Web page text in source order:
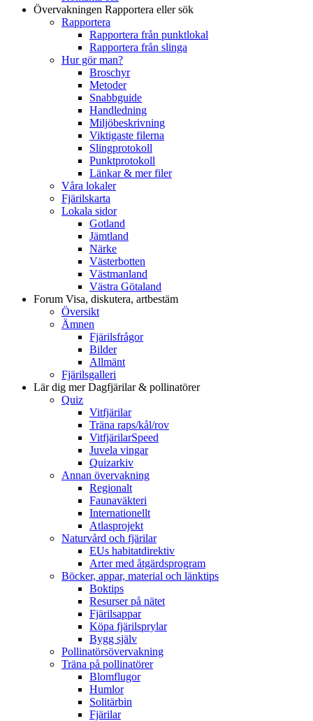
Övervakningen Rapportera eller sök
Rapportera
Rapportera från punktlokal
Rapportera från slinga
Hur gör man?
Broschyr
Metoder
Snabbguide
Handledning
Miljöbeskrivning
Viktigaste filerna
Slingprotokoll
Punktprotokoll
Länkar & mer filer
Våra lokaler
Fjärilskarta
Lokala sidor
Gotland
Jämtland
Närke
Västerbotten
Västmanland
Västra Götaland
Forum Visa, diskutera, artbestäm
Översikt
Ämnen
Fjärilsfrågor
Bilder
Allmänt
Fjärilsgalleri
Lär dig merDagfjärilar & pollinatörer
Quiz
Vitfjärilar
Träna raps/kål/rov
VitfjärilarSpeed
Juvela vingar
Quizarkiv
Annan övervakning
Regionalt
Faunaväkteri
Internationellt
Atlasprojekt
Naturvård och fjärilar
EUs habitatdirektiv
Arter med åtgärdsprogram
Böcker, appar, material och länktips
Boktips
Resurser på nätet
Fjärilsappar
Köpa fjärilsprylar
Bygg själv
Pollinatörsövervakning
Träna på pollinatörer
Blomflugor
Humlor
Solitärbin
Fjärilar